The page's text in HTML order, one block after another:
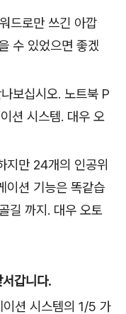
드로만 쓰긴 아깝
수 있었으면 좋겠
보십시오. 노트북 P
션 시스템. 대우 오
지만 24개의 인공위
이션 기능은 똑같습
길 까지. 대우 오토
갑니다.
션 시스템의 1/5 가